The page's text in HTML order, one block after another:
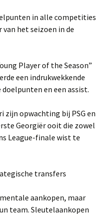
in alle competities
het seizoen in de
Player of the Season”
een indrukwekkende
en een assist.
zijn opwachting bij PSG en
Georgiër ooit die zowel
League-finale wist te
transfers
aankopen, maar
team. Sleutelaankopen